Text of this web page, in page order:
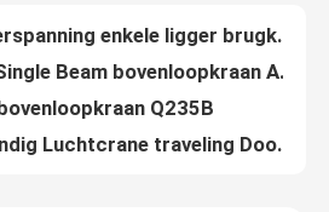
Spanwijdte 7.5m30m Enige Balk Lucht Reizende Kraan Explosieveilige Q235B
FEM Europese Kleine Werkplaats Brugkraan A5 Industriële Eot Kraan